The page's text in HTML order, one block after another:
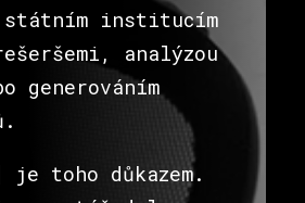
institucím
analýzou
generováním
je toho důkazem.